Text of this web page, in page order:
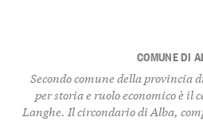
COMUNE DI
Secondo comune della provincia
per storia e ruolo economico è il
Langhe. Il circondario di Alba,